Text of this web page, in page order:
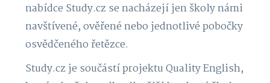
nabídce Study.cz se nacházejí jen školy námi
navštívené, ověřené nebo jednotlivé pobočky
osvědčeného řetězce.
Study.cz je součástí projektu Quality English,